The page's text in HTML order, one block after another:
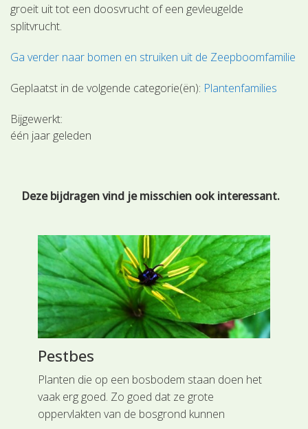
groeit uit tot een doosvrucht of een gevleugelde
splitvrucht.
Ga verder naar bomen en struiken uit de Zeepboomfamilie
Geplaatst in de volgende categorie(ën): Plantenfamilies
Bijgewerkt:
één jaar geleden
Deze bijdragen vind je misschien ook interessant.
Pestbes
Planten die op een bosbodem staan doen het
vaak erg goed. Zo goed dat ze grote
oppervlakten van de bosgrond kunnen